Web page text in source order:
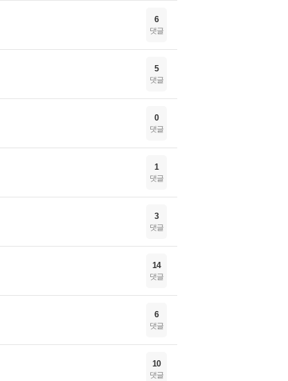
6
댓글
5
댓글
0
댓글
1
댓글
3
댓글
14
댓글
6
댓글
10
댓글